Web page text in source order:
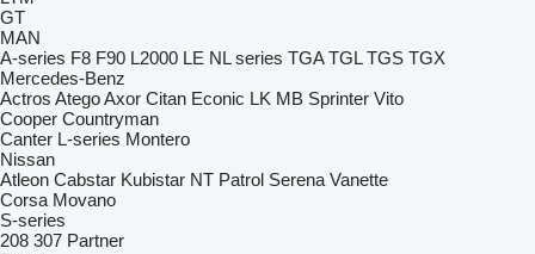
GT
MAN
A-series F8 F90 L2000 LE NL series TGA TGL TGS TGX
Mercedes-Benz
Actros AtegoAxor Citan Econic LK MB Sprinter Vito
Cooper Countryman
Canter L-series Montero
Nissan
Atleon Cabstar Kubistar NT Patrol Serena Vanette
Corsa Movano
S-series
208 307 Partner